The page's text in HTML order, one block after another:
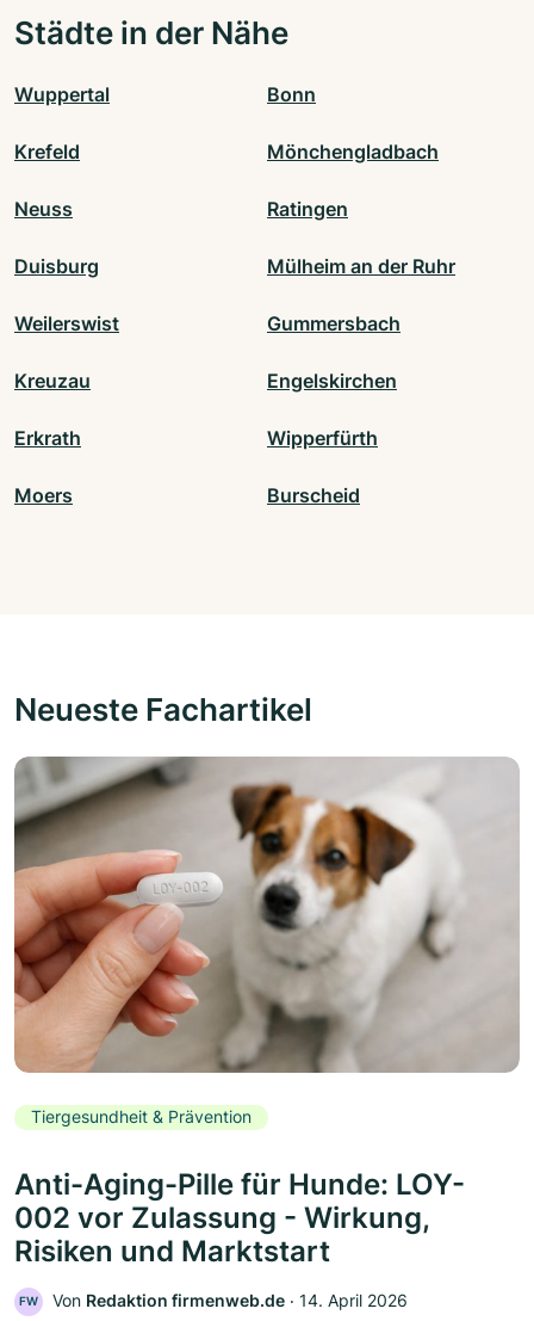
Städte in der Nähe
Wuppertal Bonn
Krefeld Mönchengladbach
Neuss Ratingen
Duisburg Mülheim an der Ruhr
Weilerswist Gummersbach
Kreuzau Engelskirchen
Erkrath Wipperfürth
Moers Burscheid
Neueste Fachartikel
Tiergesundheit & Prävention
Anti-Aging-Pille für Hunde: LOY-
002 vor Zulassung - Wirkung,
Risiken und Marktstart
FW Von Redaktion firmenweb.de ‧ 14. April 2026